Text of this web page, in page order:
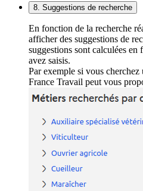
8. Suggestions de recherche
En fonction de la recherche
afficher des suggestions de
suggestions sont calculées
avez saisis.
Par exemple si vous
France Travail peut vous